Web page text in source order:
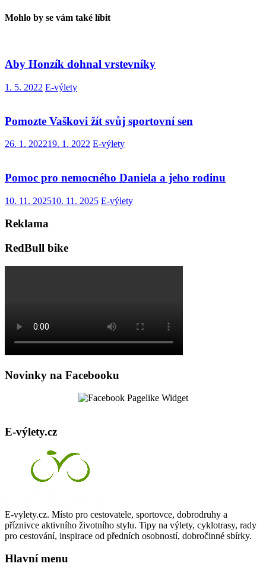
Mohlo by se vám také líbit
Aby Honzík dohnal vrstevníky
1. 5. 2022 E-výlety
Pomozte Vaškovi žít svůj sportovní sen
26. 1. 202219. 1. 2022 E-výlety
Pomoc pro nemocného Daniela a jeho rodinu
10. 11. 202510. 11. 2025 E-výlety
Reklama
RedBull bike
Novinky na Facebooku
E-výlety.cz
E-vylety.cz. Místo pro cestovatele, sportovce, dobrodruhy a
příznivce aktivního životního stylu. Tipy na výlety, cyklotrasy, rady
pro cestování, inspirace od předních osobností, dobročinné sbírky.
Hlavní menu